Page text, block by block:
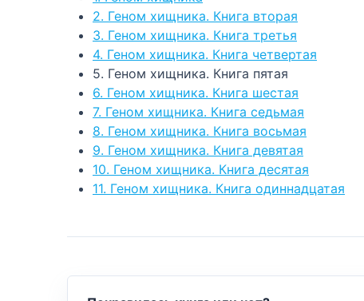
2. Геном хищника. Книга вторая
3. Геном хищника. Книга третья
4. Геном хищника. Книга четвертая
5. Геном хищника. Книга пятая
6. Геном хищника. Книга шестая
7. Геном хищника. Книга седьмая
8. Геном хищника. Книга восьмая
9. Геном хищника. Книга девятая
10. Геном хищника. Книга десятая
11. Геном хищника. Книга одиннадцатая